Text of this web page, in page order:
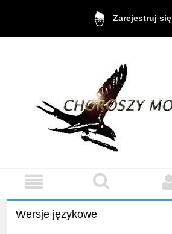
Zarejestruj się
Wersje językowe